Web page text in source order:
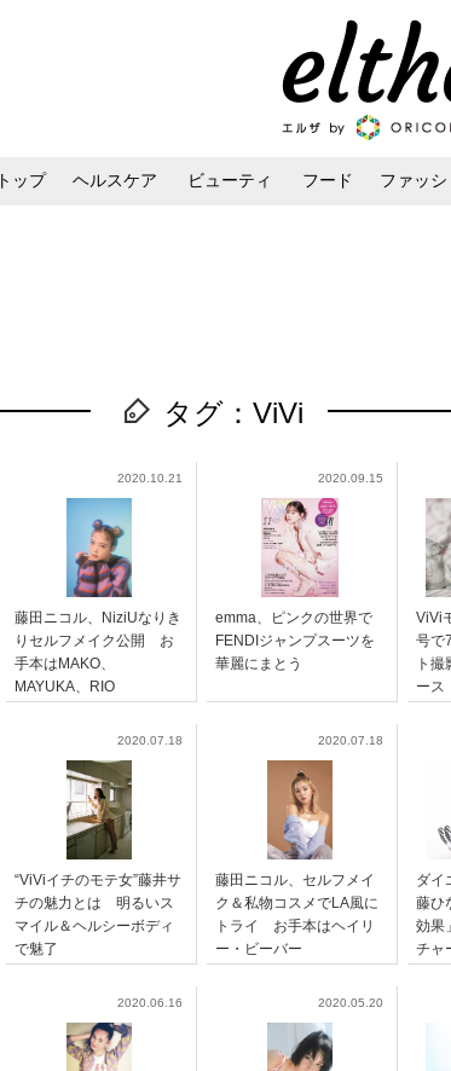
トップ ヘルスケア ビューティ フード ファッシ
タグ：ViVi
2020.10.21
藤田ニコル、NiziUなりき
りセルフメイク公開 お
手本はMAKO、
MAYUKA、RIO
2020.09.15
emma、ピンクの世界で
FENDIジャンプスーツを
華麗にまとう
ViVi
号で
ト
ース
2020.07.18
“ViViイチのモテ女”藤井サ
チの魅力とは 明るいス
マイル＆ヘルシーボディ
で魅了
2020.07.18
藤田ニコル、セルフメイ
ク＆私物コスメでLA風に
トライ お手本はヘイリ
ー・ビーバー
ダイ
藤ひ
効果
チャ
2020.06.16 2020.05.20